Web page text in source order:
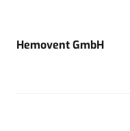
Hemovent GmbH